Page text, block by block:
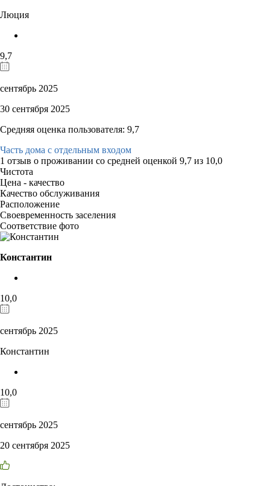
Люция
9,7
сентябрь 2025
30 сентября 2025
Средняя оценка пользователя: 9,7
Часть дома с отдельным входом
1 отзыв о проживании со средней оценкой 9,7 из 10,0
Чистота
Цена - качество
Качество обслуживания
Расположение
Своевременность заселения
Соответствие фото
Константин
10,0
сентябрь 2025
Константин
10,0
сентябрь 2025
20 сентября 2025